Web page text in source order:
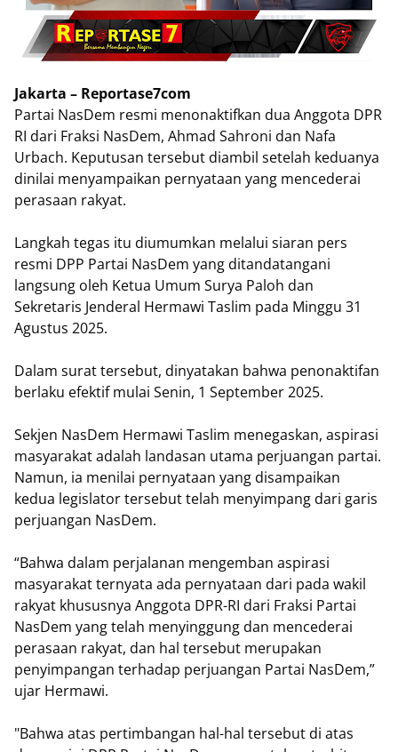
Jakarta – Reportase7com
Partai NasDem resmi menonaktifkan dua Anggota DPR
RI dari Fraksi NasDem, Ahmad Sahroni dan Nafa
Urbach. Keputusan tersebut diambil setelah keduanya
dinilai menyampaikan pernyataan yang mencederai
perasaan rakyat.
Langkah tegas itu diumumkan melalui siaran pers
resmi DPP Partai NasDem yang ditandatangani
langsung oleh Ketua Umum Surya Paloh dan
Sekretaris Jenderal Hermawi Taslim pada Minggu 31
Agustus 2025.
Dalam surat tersebut, dinyatakan bahwa penonaktifan
berlaku efektif mulai Senin, 1 September 2025.
Sekjen NasDem Hermawi Taslim menegaskan, aspirasi
masyarakat adalah landasan utama perjuangan partai.
Namun, ia menilai pernyataan yang disampaikan
kedua legislator tersebut telah menyimpang dari garis
perjuangan NasDem.
“Bahwa dalam perjalanan mengemban aspirasi
masyarakat ternyata ada pernyataan dari pada wakil
rakyat khususnya Anggota DPR-RI dari Fraksi Partai
NasDem yang telah menyinggung dan mencederai
perasaan rakyat, dan hal tersebut merupakan
penyimpangan terhadap perjuangan Partai NasDem,”
ujar Hermawi.
"Bahwa atas pertimbangan hal-hal tersebut di atas